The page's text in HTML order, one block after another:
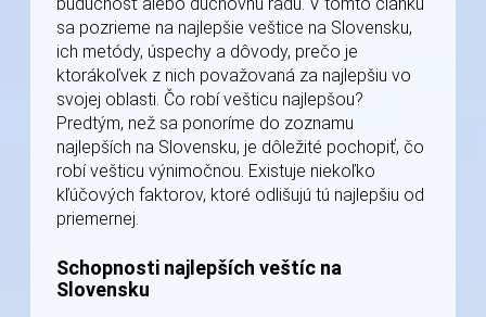
budúcnosť alebo duchovnú radu. V tomto článku
sa pozrieme na najlepšie veštice na Slovensku,
ich metódy, úspechy a dôvody, prečo je
ktorákoľvek z nich považovaná za najlepšiu vo
svojej oblasti. Čo robí vešticu najlepšou?
Predtým, než sa ponoríme do zoznamu
najlepších na Slovensku, je dôležité pochopiť, čo
robí vešticu výnimočnou. Existuje niekoľko
kľúčových faktorov, ktoré odlišujú tú najlepšiu od
priemernej.
Schopnosti najlepších veštíc na
Slovensku